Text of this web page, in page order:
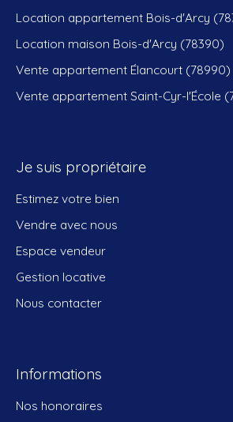
Location appartement Bois-d'Arcy
Location maison Bois-d'Arcy (78390)
Vente appartement Élancourt (78990)
Vente appartement Saint-Cyr-l'École
Je suis propriétaire
Estimez votre bien
Vendre avec nous
Espace vendeur
Gestion locative
Nous contacter
Informations
Nos honoraires